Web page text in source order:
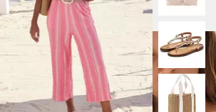
Badeshorts Herren Badehose RIVBobby Regular Fit
29,99 €